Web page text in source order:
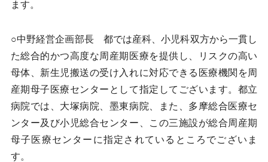
ます。
○中野経営企画部長 都では産科、小児科双方から一貫し
た総合的かつ高度な周産期医療を提供し、リスクの高い
母体、新生児搬送の受け入れに対応できる医療機関を周
産期母子医療センターとして指定してございます。都立
病院では、大塚病院、墨東病院、また、多摩総合医療セ
ンター及び小児総合センター、この三施設が総合周産期
母子医療センターに指定されているところでございま
す。